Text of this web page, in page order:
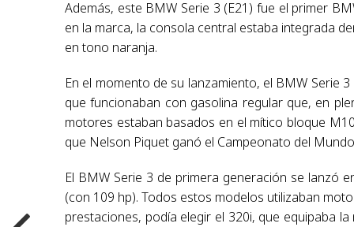
Además, este BMW Serie 3 (E21) fue el primer
en la marca, la consola central estaba integrada
en tono naranja.
En el momento de su lanzamiento, el BMW Serie
que funcionaban con gasolina regular que, en
motores estaban basados en el mítico bloque
que Nelson Piquet ganó el Campeonato del
El BMW Serie 3 de primera generación se lanzó
(con 109 hp). Todos estos modelos utilizaban
prestaciones, podía elegir el 320i, que equipaba